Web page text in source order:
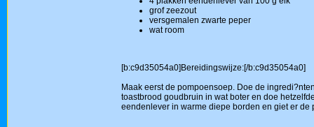
grof zeezout
versgemalen zwarte peper
wat room
[b:c9d35054a0]Bereidingswijze:[/b:c9d35054a0]
Maak eerst de pompoensoep. Doe de
toastbrood goudbruin in wat boter en doe
eendenlever in warme diepe borden en giet er de